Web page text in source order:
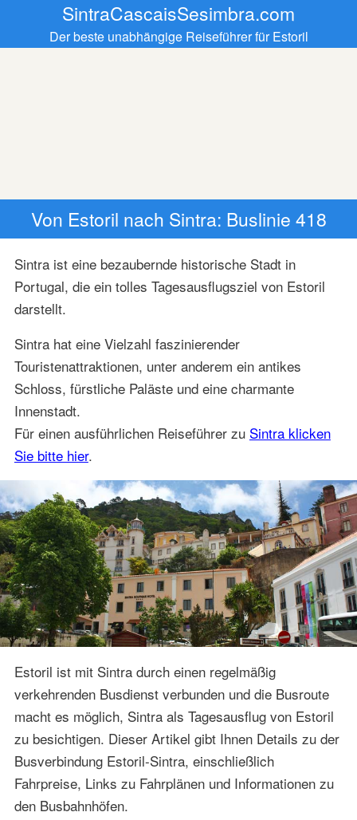
SintraCascaisSesimbra.com
Der beste unabhängige Reiseführer für Estoril
Von Estoril nach Sintra: Buslinie 418
Sintra ist eine bezaubernde historische Stadt in
Portugal, die ein tolles Tagesausflugsziel von Estoril
darstellt.
Sintra hat eine Vielzahl faszinierender
Touristenattraktionen, unter anderem ein antikes
Schloss, fürstliche Paläste und eine charmante
Innenstadt.
Für einen ausführlichen Reiseführer zu Sintra klicken
Sie bitte hier.
Estoril ist mit Sintra durch einen regelmäßig
verkehrenden Busdienst verbunden und die Busroute
macht es möglich, Sintra als Tagesausflug von Estoril
zu besichtigen. Dieser Artikel gibt Ihnen Details zu der
Busverbindung Estoril-Sintra, einschließlich
Fahrpreise, Links zu Fahrplänen und Informationen zu
den Busbahnhöfen.